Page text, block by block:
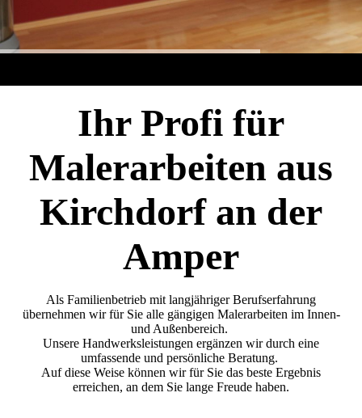
Ihr Profi für
Malerarbeiten aus
Kirchdorf an der
Amper
Als Familienbetrieb mit langjähriger Berufserfahrung
übernehmen wir für Sie alle gängigen Malerarbeiten im Innen-
und Außenbereich.
Unsere Handwerksleistungen ergänzen wir durch eine
umfassende und persönliche Beratung.
Auf diese Weise können wir für Sie das beste Ergebnis
erreichen, an dem Sie lange Freude haben.